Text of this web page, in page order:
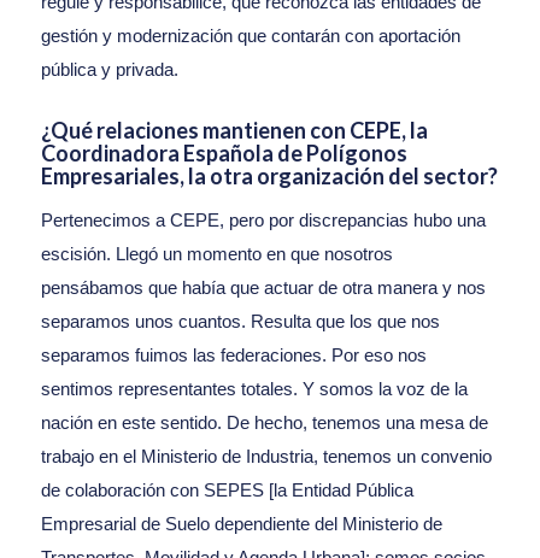
gestión y modernización que contarán con aportación
pública y privada.
¿Qué relaciones mantienen con CEPE, la
Coordinadora Española de Polígonos
Empresariales, la otra organización del sector?
Pertenecimos a CEPE, pero por discrepancias hubo una
escisión. Llegó un momento en que nosotros
pensábamos que había que actuar de otra manera y nos
separamos unos cuantos. Resulta que los que nos
separamos fuimos las federaciones. Por eso nos
sentimos representantes totales. Y somos la voz de la
nación en este sentido. De hecho, tenemos una mesa de
trabajo en el Ministerio de Industria, tenemos un convenio
de colaboración con SEPES [la Entidad Pública
Empresarial de Suelo dependiente del Ministerio de